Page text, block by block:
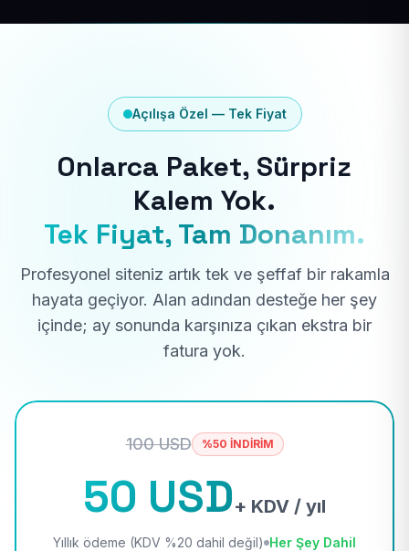
Açılışa Özel — Tek Fiyat
Onlarca Paket, Sürpriz
Kalem Yok.
Tek Fiyat, Tam Donanım.
Profesyonel siteniz artık tek ve şeffaf bir rakamla
hayata geçiyor. Alan adından desteğe her şey
içinde; ay sonunda karşınıza çıkan ekstra bir
fatura yok.
100 USD %50 İNDİRİM
50 USD+ KDV / yıl
Yıllık ödeme (KDV %20 dahil değil) Her Şey Dahil